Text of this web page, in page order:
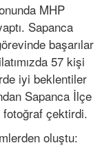
MHP
Sapanca
başarılar
57 kişi
iyi beklentiler
Sapanca İlçe
fotoğraf çektirdi.
oluştu: